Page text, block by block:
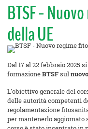
BTSF -
della UE
Dal 17 al 22 febbraio 2025
formazioneBTSFsul
L'obiettivo generale del
delle autorità competenti
regolamentazione
per mantenerlo